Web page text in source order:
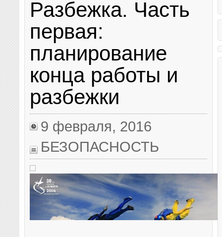
благополучно приземлившись в пустыне в
американском штате Нью-Мексико. Полет
пять парашютист находился в свободном
падении, а на высоте 1,5 километров над
Землей раскрыл парашют. За онлайн-
трансляцией прыжка из стратосферы в
YouTube следило около 8 миллионов
парашютиста в падении превысила 1100
километров в час, однако официального
подтверждения, что Баумгартнер в прыжке
сумел превысить скорость звука (как
планировалось), пока нет.
соблюдение всех норм и
совершении этих прыжков
намного больше, чем при
прыжках. 1. Отделение.
формаций часто бывает
набор большой высоты.
кислородом и
дыхательным аппаратом.
рекомендуют
Разбежка. Часть
первая:
планирование
конца работы и
разбежки
9 февраля, 2016
БЕЗОПАСНОСТЬ